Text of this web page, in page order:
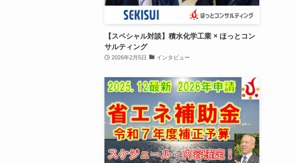
【スペシャル対談】積水化学工業 × ほっとコン
サルティング
2026年2月5日 インタビュー